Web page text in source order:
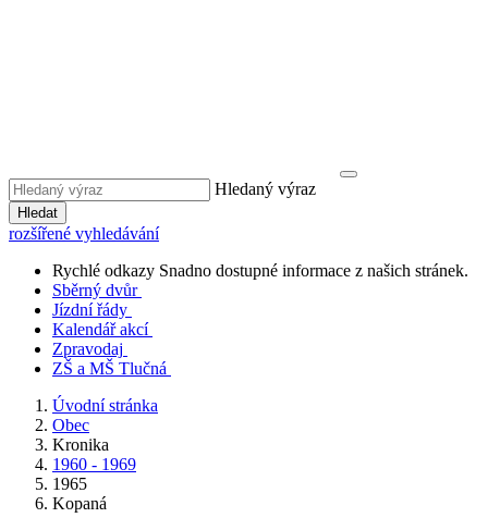
Hledaný výraz
Hledat
rozšířené vyhledávání
Rychlé odkazy Snadno dostupné informace z našich stránek.
Sběrný dvůr
Jízdní řády
Kalendář akcí
Zpravodaj
ZŠ a MŠ Tlučná
Úvodní stránka
Obec
Kronika
1960 - 1969
1965
Kopaná